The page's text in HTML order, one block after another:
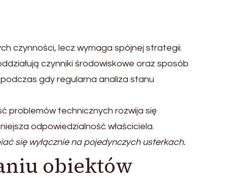
czynności, lecz wymaga spójnej strategii.
czynniki środowiskowe oraz sposób
gdy regularna analiza stanu
problemów technicznych rozwija się
odpowiedzialność właściciela.
się wyłącznie na pojedynczych usterkach.
obiektów